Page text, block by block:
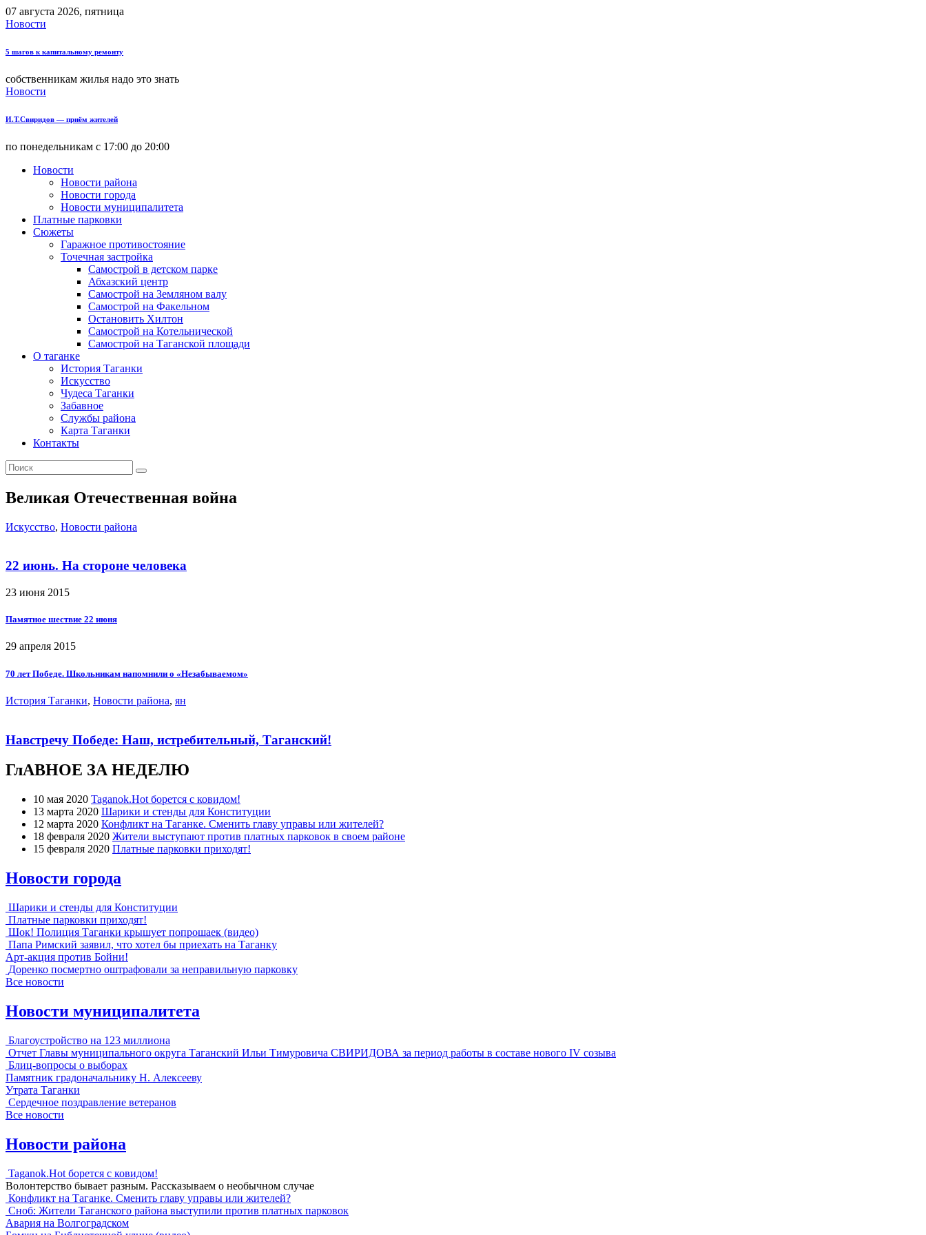
07 августа 2026, пятница
Новости
5 шагов к капитальному ремонту
собственникам жилья надо это знать
Новости
И.Т.Свиридов — приём жителей
по понедельникам с 17:00 до 20:00
Новости
Новости района
Новости города
Новости муниципалитета
Платные парковки
Сюжеты
Гаражное противостояние
Точечная застройка
Самострой в детском парке
Абхазский центр
Самострой на Земляном валу
Самострой на Факельном
Остановить Хилтон
Самострой на Котельнической
Самострой на Таганской площади
О таганке
История Таганки
Искусство
Чудеса Таганки
Забавное
Службы района
Карта Таганки
Контакты
Великая Отечественная война
Искусство, Новости района
22 июнь. На стороне человека
23 июня 2015
Памятное шествие 22 июня
29 апреля 2015
70 лет Победе. Школьникам напомнили о «Незабываемом»
История Таганки, Новости района, ян
Навстречу Победе: Наш, истребительный, Таганский!
ГлАВНОЕ ЗА НЕДЕЛЮ
10 мая 2020 Taganok.Hot борется с ковидом!
13 марта 2020 Шарики и стенды для Конституции
12 марта 2020 Конфликт на Таганке. Сменить главу управы или жителей?
18 февраля 2020 Жители выступают против платных парковок в своем районе
15 февраля 2020 Платные парковки приходят!
Новости города
Шарики и стенды для Конституции
Платные парковки приходят!
Шок! Полиция Таганки крышует попрошаек (видео)
Папа Римский заявил, что хотел бы приехать на Таганку
Арт-акция против Бойни!
Доренко посмертно оштрафовали за неправильную парковку
Все новости
Новости муниципалитета
Благоустройство на 123 миллиона
Отчет Главы муниципального округа Таганский Ильи Тимуровича СВИРИДОВА за период работы в составе нового IV созыва
Блиц-вопросы о выборах
Памятник градоначальнику Н. Алексееву
Утрата Таганки
Сердечное поздравление ветеранов
Все новости
Новости района
Taganok.Hot борется с ковидом!
Волонтерство бывает разным. Рассказываем о необычном случае
Конфликт на Таганке. Сменить главу управы или жителей?
Сноб: Жители Таганского района выступили против платных парковок
Авария на Волгоградском